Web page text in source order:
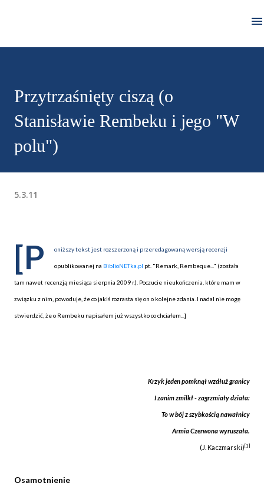
Przytrzaśnięty ciszą (o
Stanisławie Rembeku i jego "W
polu")
5.3.11
[P oniższy tekst jest rozszerzoną i przeredagowaną wersją recenzji
opublikowanej na BiblioNETka.pl pt. "Remark, Rembeque..." (została
tam nawet recenzją miesiąca sierpnia 2009 r.). Poczucie nieukończenia, które mam w
związku z nim, powoduje, że co jakiś rozrasta się on o kolejne zdania. I nadal nie mogę
stwierdzić, że o Rembeku napisałem już wszystko co chciałem...]
Krzyk jeden pomknął wzdłuż granicy
I zanim zmilkł - zagrzmiały działa:
To w bój z szybkością nawałnicy
Armia Czerwona wyruszała.
(J. Kaczmarski)[1]
Osamotnienie